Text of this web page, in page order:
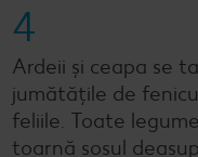
4
Ardeii și ceapa se
jumătățile de
feliile. Toate
toarnă sosul